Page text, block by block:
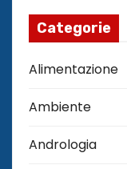
Categorie
Alimentazione
Ambiente
Andrologia